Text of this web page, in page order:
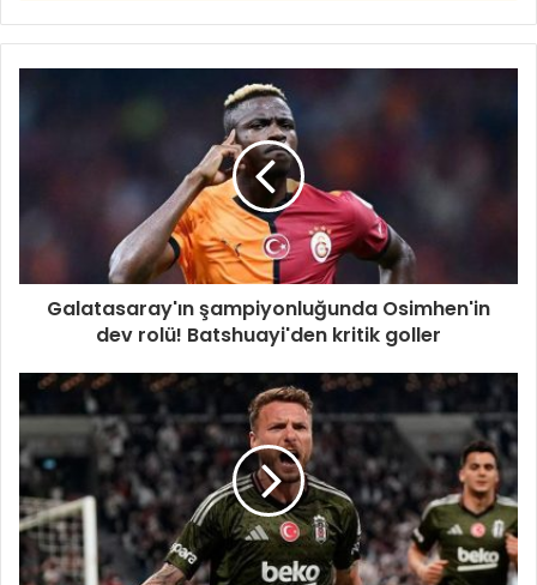
Galatasaray'ın şampiyonluğunda Osimhen'in
dev rolü! Batshuayi'den kritik goller